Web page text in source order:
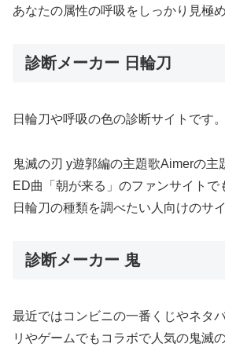
あなたの属性の呼吸をしっかり見極
診断メーカー 日輪刀
日輪刀や呼吸の色の診断サイトです。
鬼滅の刃 y遊郭編の主題歌Aimerの主
ED曲「朝が来る」のファンサイトで
日輪刀の種類を調べたい人向けのサイ
診断メーカー 鬼
最近ではコンビニの一番くじやネタ
リやゲームでもコラボで人気の鬼滅